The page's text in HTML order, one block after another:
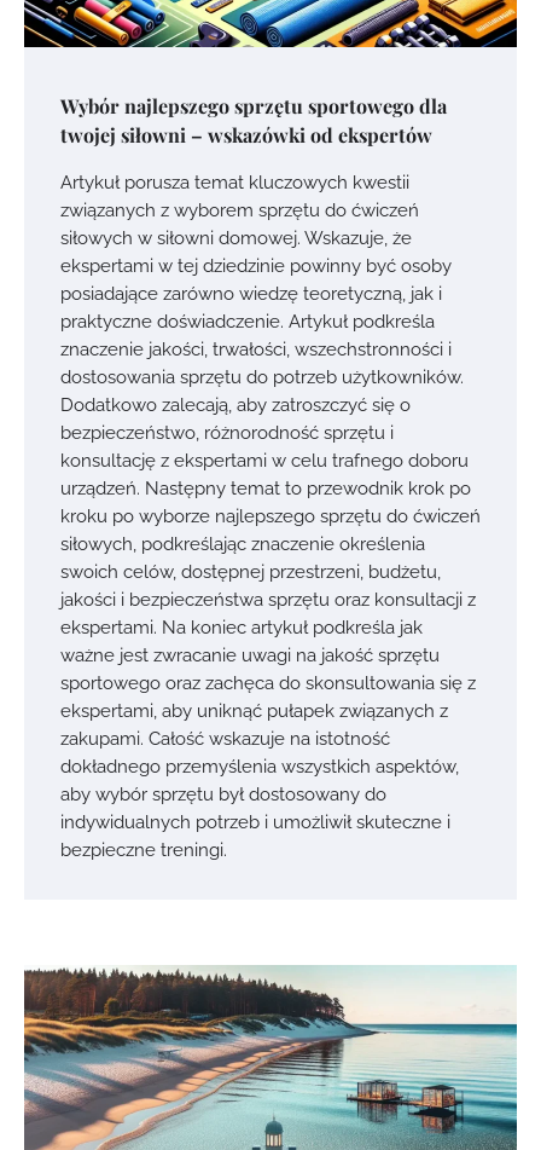
Wybór najlepszego sprzętu sportowego dla
twojej siłowni – wskazówki od ekspertów
Artykuł porusza temat kluczowych kwestii
związanych z wyborem sprzętu do ćwiczeń
siłowych w siłowni domowej. Wskazuje, że
ekspertami w tej dziedzinie powinny być osoby
posiadające zarówno wiedzę teoretyczną, jak i
praktyczne doświadczenie. Artykuł podkreśla
znaczenie jakości, trwałości, wszechstronności i
dostosowania sprzętu do potrzeb użytkowników.
Dodatkowo zalecają, aby zatroszczyć się o
bezpieczeństwo, różnorodność sprzętu i
konsultację z ekspertami w celu trafnego doboru
urządzeń. Następny temat to przewodnik krok po
kroku po wyborze najlepszego sprzętu do ćwiczeń
siłowych, podkreślając znaczenie określenia
swoich celów, dostępnej przestrzeni, budżetu,
jakości i bezpieczeństwa sprzętu oraz konsultacji z
ekspertami. Na koniec artykuł podkreśla jak
ważne jest zwracanie uwagi na jakość sprzętu
sportowego oraz zachęca do skonsultowania się z
ekspertami, aby uniknąć pułapek związanych z
zakupami. Całość wskazuje na istotność
dokładnego przemyślenia wszystkich aspektów,
aby wybór sprzętu był dostosowany do
indywidualnych potrzeb i umożliwił skuteczne i
bezpieczne treningi.